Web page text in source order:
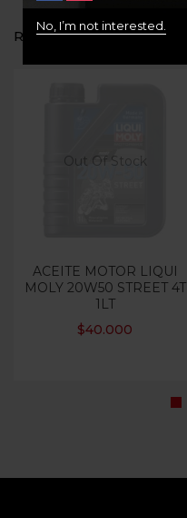
RELATED PRODUCTS
Out Of Stock
ACEITE MOTOR LIQUI
MOLY 20W50 STREET 4T
1LT
$40.000
No, I’m not interested.